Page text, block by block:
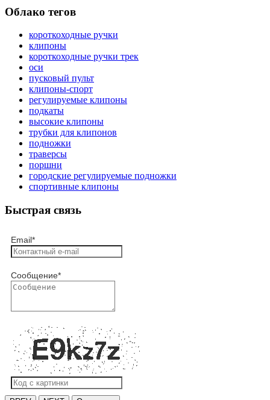
Облако тегов
короткоходные ручки
клипоны
короткоходные ручки трек
оси
пусковый пульт
клипоны-спорт
регулируемые клипоны
подкаты
высокие клипоны
трубки для клипонов
подножки
траверсы
поршни
городские регулируемые подножки
спортивные клипоны
Быстрая связь
Email*
Сообщение*